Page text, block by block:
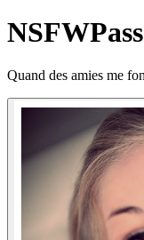
NSFW
Quand des amies me